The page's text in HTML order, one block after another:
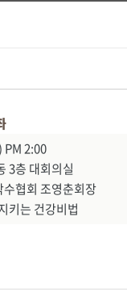
PM 2:00
3층 대회의실
협회 조영춘회장
키는 건강비법